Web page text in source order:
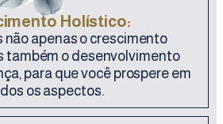
Holístico:
não apenas o crescimento
também o desenvolvimento
para que você prospere em
os aspectos.